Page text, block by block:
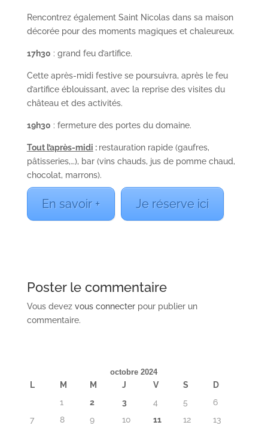
Rencontrez également Saint Nicolas dans sa maison
décorée pour des moments magiques et chaleureux.
17h30 : grand feu d’artifice.
Cette après-midi festive se poursuivra, après le feu
d’artifice éblouissant, avec la reprise des visites du
château et des activités.
19h30 : fermeture des portes du domaine.
Tout l’après-midi : restauration rapide (gaufres,
pâtisseries,…), bar (vins chauds, jus de pomme chaud,
chocolat, marrons).
En savoir + Je réserve ici
Poster le commentaire
Vous devez vous connecterpour publier un
commentaire.
octobre 2024
L M M J V S
D
1
2 3 4 5
6
7
8 9 10 11 12 13